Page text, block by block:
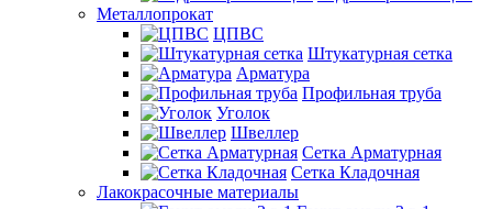
Металлопрокат
ЦПВС
Штукатурная сетка
Арматура
Профильная труба
Уголок
Швеллер
Сетка Арматурная
Сетка Кладочная
Лакокрасочные материалы